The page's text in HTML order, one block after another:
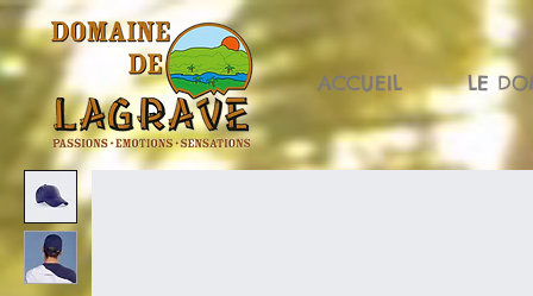
ACCUEIL LE